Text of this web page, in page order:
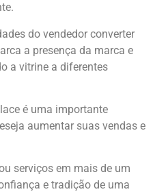
do vendedor converter
a presença da marca e
a vitrine a diferentes
é uma importante
aumentar suas vendas e
serviços em mais de um
e tradição de uma